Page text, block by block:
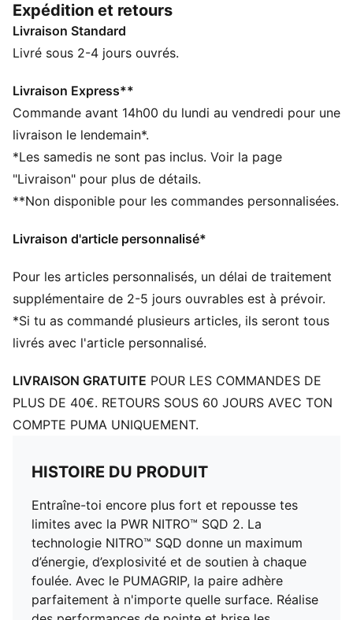
Réalise des performances de pointe et brise les
plateaux. Ces chaussures libèrent ta puissance.
CARACTÉRISTIQUES + AVANTAGES
de matériaux recyclés
PUMAGRIP : composé de caoutchouc de performance
durable conçu pour une traction sur toutes les
NITRO™ SQD : la semelle intermédiaire innovante
NITRO™ SQD à double densité combine le meilleur
amorti et rebond de sa catégorie avec un soutien
décollage explosif
Coupe régulière
Tige en mesh technique
Système de soutien spécifique du talon
Fermeture à lacets
Détails brandés PUMA
Expédition et retours
Livraison Standard
Livré sous 2-4 jours ouvrés.
Livraison Express**
Commande avant 14h00 du lundi au vendredi pour une
livraison le lendemain*.
*Les samedis ne sont pas inclus. Voir la page
"Livraison" pour plus de détails.
**Non disponible pour les commandes personnalisées.
Livraison d'article personnalisé*
Pour les articles personnalisés, un délai de traitement
supplémentaire de 2-5 jours ouvrables est à prévoir.
*Si tu as commandé plusieurs articles, ils seront tous
livrés avec l'article personnalisé.
LIVRAISON GRATUITE POUR LES COMMANDES DE
PLUS DE 40€. RETOURS SOUS 60 JOURS AVEC TON
COMPTE PUMA UNIQUEMENT.
HISTOIRE DU PRODUIT
Entraîne-toi encore plus fort et repousse tes
limites avec la PWR NITRO™ SQD 2. La
technologie NITRO™ SQD donne un maximum
d’énergie, d’explosivité et de soutien à chaque
foulée. Avec le PUMAGRIP, la paire adhère
parfaitement à n'importe quelle surface. Réalise